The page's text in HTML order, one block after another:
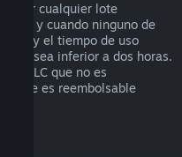
por cualquier lote
y cuando ninguno de
y el tiempo de uso
lote sea inferior a dos horas.
o DLC que no es
lote es reembolsable